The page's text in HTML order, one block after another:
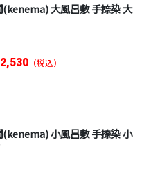
(kenema) 大風呂敷 手捺染 大
（税込）
(kenema) 小風呂敷 手捺染 小